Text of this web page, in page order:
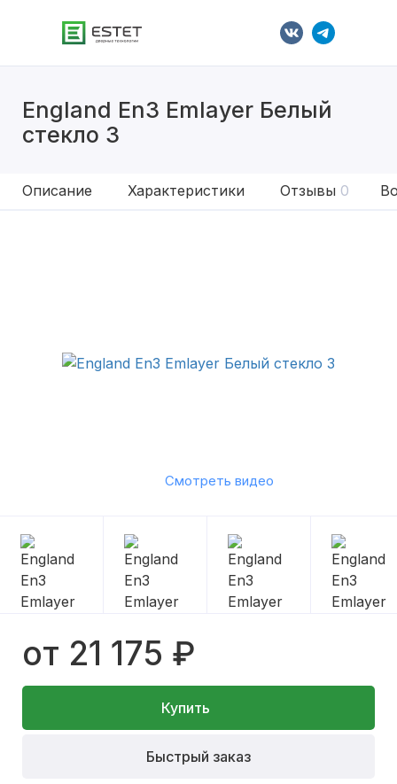
England En3 Emlayer Белый
стекло 3
Описание Характеристики Отзывы 0
Смотреть видео
от 21 175 ₽
Купить
Быстрый заказ